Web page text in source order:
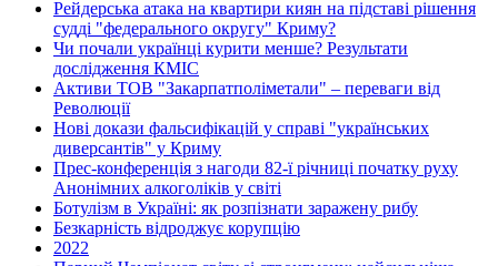
Рейдерська атака на квартири киян на підставі рішення
судді "федерального округу" Криму?
Чи почали українці курити менше? Результати
дослідження КМІС
Активи ТОВ "Закарпатполіметали" – переваги від
Революції
Нові докази фальсифікацій у справі "українських
диверсантів" у Криму
Прес-конференція з нагоди 82-ї річниці початку руху
Анонімних алкоголіків у світі
Ботулізм в Україні: як розпізнати заражену рибу
Безкарність відроджує корупцію
2022